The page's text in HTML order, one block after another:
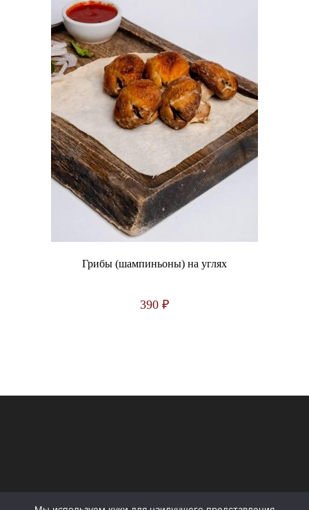
Грибы (шампиньоны) на углях
390 ₽